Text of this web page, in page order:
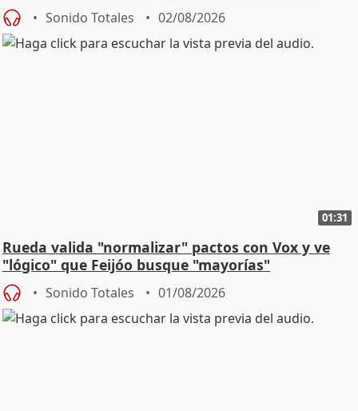
Sonido Totales 02/08/2026
01:31
Rueda valida "normalizar" pactos con Vox y ve
"lógico" que Feijóo busque "mayorías"
Sonido Totales 01/08/2026